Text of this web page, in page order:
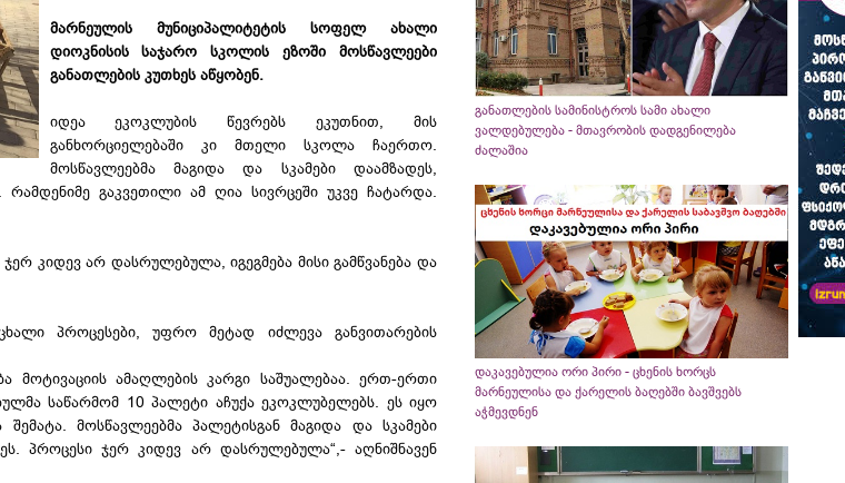
მარნეულის მუნიციპალიტეტის სოფელ ახალი
დიოკნისის საჯარო სკოლის ეზოში მოსწავლეები
განათლების კუთხეს აწყობენ.
იდეა ეკოკლუბის წევრებს ეკუთნით, მის
განხორციელებაში კი მთელი სკოლა ჩაერთო.
მოსწავლეებმა მაგიდა და სკამები დაამზადეს,
გაკვეთილი ამ ღია სივრცეში უკვე ჩატარდა.
კიდევ არ დასრულებულა, იგეგმება მისი გამწვანება და
პროცესები, უფრო მეტად იძლევა განვითარების
მოტივაციის ამაღლების კარგი საშუალებაა. ერთ-ერთი
საწარმომ 10 პალეტი აჩუქა ეკოკლუბელებს. ეს იყო
მოსწავლეებმა პალეტისგან მაგიდა და სკამები
პროცესი ჯერ კიდევ არ დასრულებულა“,- აღნიშნავენ
განათლების სამინისტროს სამი ახალი
ვალდებულება - მთავრობის დადგენილება
ძალაშია
დაკავებულია ორი პირი - ცხენის ხორცს
მარნეულისა და ქარელის ბაღებში ბავშვებს
აჭმევდნენ